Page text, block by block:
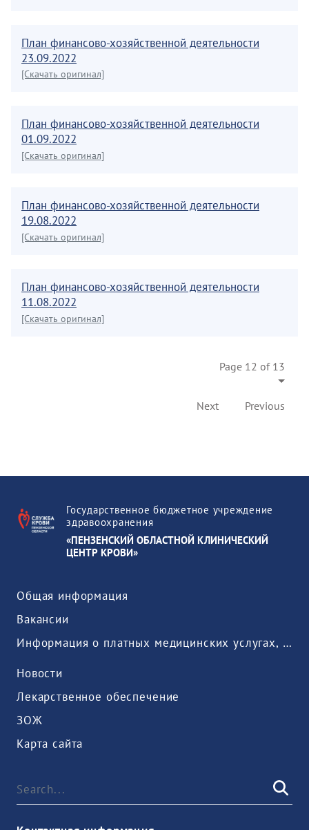
План финансово-хозяйственной деятельности
23.09.2022
[Скачать оригинал]
План финансово-хозяйственной деятельности
01.09.2022
[Скачать оригинал]
План финансово-хозяйственной деятельности
19.08.2022
[Скачать оригинал]
План финансово-хозяйственной деятельности
11.08.2022
[Скачать оригинал]
Page 12 of 13
Previous
Next
Государственное бюджетное учреждение
здравоохранения
«ПЕНЗЕНСКИЙ ОБЛАСТНОЙ КЛИНИЧЕСКИЙ
ЦЕНТР КРОВИ»
Общая информация
Вакансии
Информация о платных медицинских услугах, предоставляемых медицинской организацией
Новости
Лекарственное обеспечение
ЗОЖ
Карта сайта